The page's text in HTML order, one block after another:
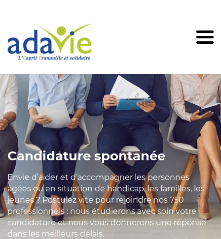
Candidature spontanée
Envie d’aider et d’accompagner les personnes
âgées ou en situation de handicap, les familles, les
jeunes ? Postulez vite pour rejoindre nos 750
professionnels : nous étudierons avec soin votre
candidature et nous vous donnerons une réponse
dans les meilleurs délais.